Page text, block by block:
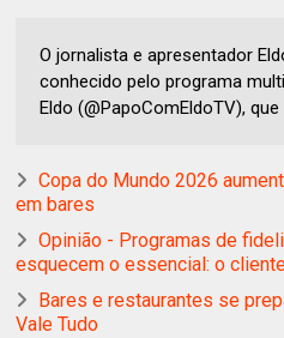
O jornalista e apresentador
conhecido pelo programa
Eldo (@PapoComEldoTV),
Copa do Mundo 2026
em bares
Opinião - Programas de
esquecem o essencial: o
Bares e restaurantes se
Vale Tudo